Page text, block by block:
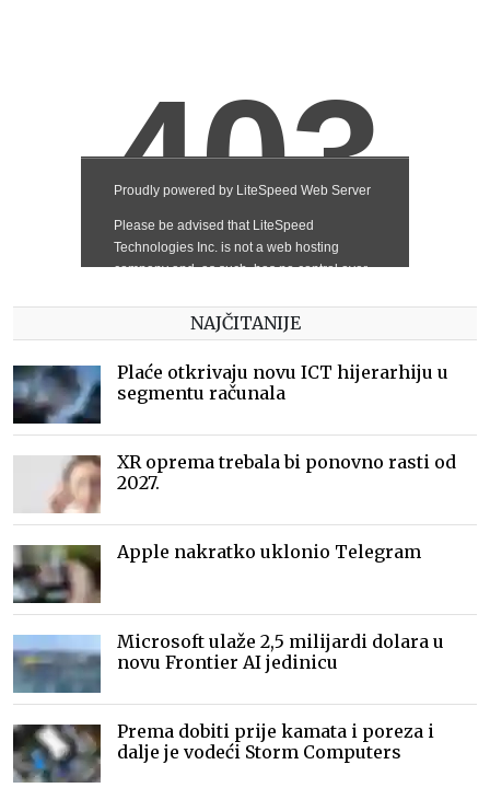
NAJČITANIJE
Plaće otkrivaju novu ICT hijerarhiju u
segmentu računala
XR oprema trebala bi ponovno rasti od
2027.
Apple nakratko uklonio Telegram
Microsoft ulaže 2,5 milijardi dolara u
novu Frontier AI jedinicu
Prema dobiti prije kamata i poreza i
dalje je vodeći Storm Computers